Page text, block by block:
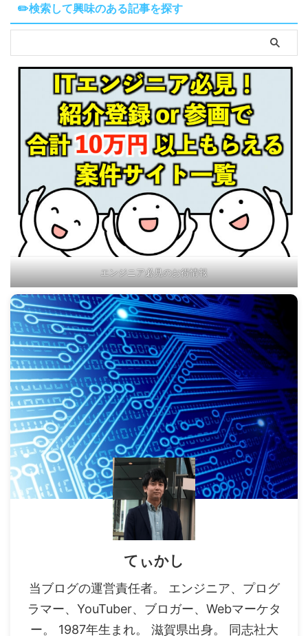
✏️検索して興味のある記事を探す
エンジニア必見のお得情報
てぃかし
当ブログの運営責任者。 エンジニア、プログ
ラマー、YouTuber、ブロガー、Webマーケタ
ー。 1987年生まれ。 滋賀県出身。 同志社大